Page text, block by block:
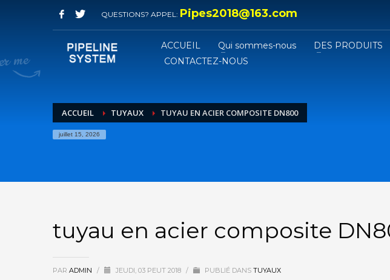
QUESTIONS? APPEL: Pipes2018@163.com
ACCUEIL Qui sommes-nous DES PRODUITS
CONTACTEZ-NOUS
ACCUEIL TUYAUX TUYAU EN ACIER COMPOSITE DN800
juillet 15, 2026
tuyau en acier composite
PAR ADMIN / JEUDI, 03 PEUT 2018 / PUBLIÉ DANS TUYAUX